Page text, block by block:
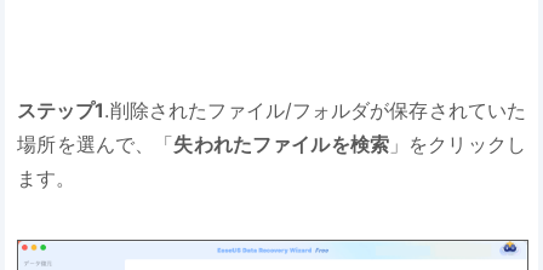
ステップ1.削除されたファイル/フォルダが保存されていた
場所を選んで、「失われたファイルを検索」をクリックし
ます。